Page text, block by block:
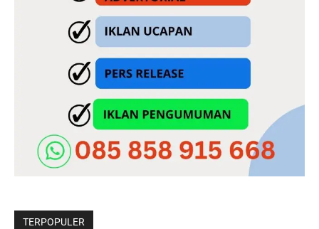
TERPOPULER